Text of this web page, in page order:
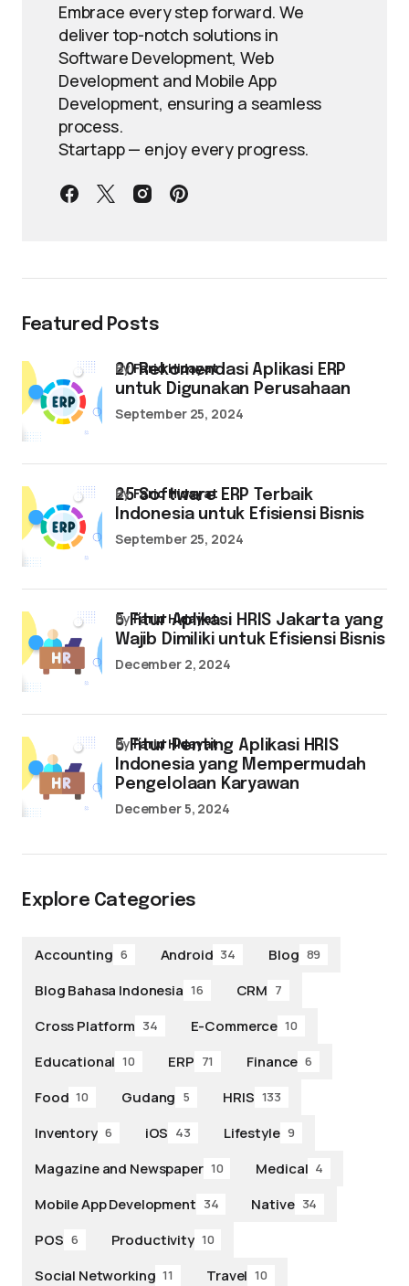
Embrace every step forward. We
deliver top-notch solutions in
Software Development, Web
Development and Mobile App
Development, ensuring a seamless
process.
Startapp — enjoy every progress.
Featured Posts
20 Rekomendasi Aplikasi ERP
untuk Digunakan Perusahaan
byFarid Hidayat
September 25, 2024
25 Software ERP Terbaik
Indonesia untuk Efisiensi Bisnis
byFarid Hidayat
September 25, 2024
5 Fitur Aplikasi HRIS Jakarta yang
Wajib Dimiliki untuk Efisiensi Bisnis
byFarid Hidayat
December 2, 2024
5 Fitur Penting Aplikasi HRIS
Indonesia yang Mempermudah
Pengelolaan Karyawan
byFarid Hidayat
December 5, 2024
Explore Categories
Accounting 6 Android 34 Blog 89
Blog Bahasa Indonesia 16 CRM 7
Cross Platform 34 E-Commerce 10
Educational 10 ERP 71 Finance 6
Food 10 Gudang 5 HRIS 133
Inventory 6 iOS 43 Lifestyle 9
Magazine and Newspaper 10 Medical 4
Mobile App Development 34 Native 34
POS 6 Productivity 10
Social Networking 11 Travel 10